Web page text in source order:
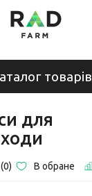
товарів
для
В обране